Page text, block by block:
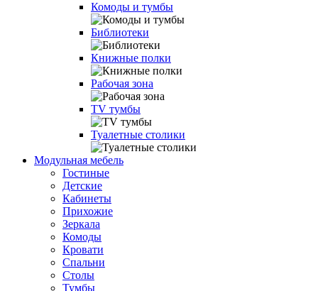
Комоды и тумбы
Библиотеки
Книжные полки
Рабочая зона
TV тумбы
Туалетные столики
Модульная мебель
Гостиные
Детские
Кабинеты
Прихожие
Зеркала
Комоды
Кровати
Спальни
Столы
Тумбы